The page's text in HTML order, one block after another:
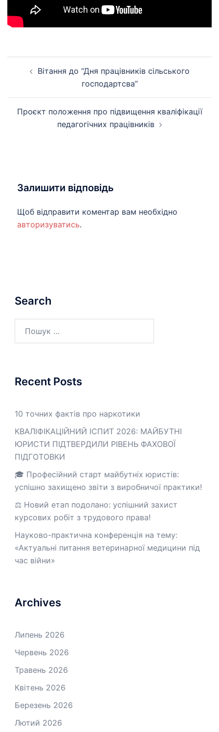
Вітання до “Дня працівників сільського
господартсва”
Проєкт положення про підвищення кваліфікації
педагогічних працівників
Залишити відповідь
Щоб відправити коментар вам необхідно
авторизуватись.
Search
Recent Posts
10 точних фактів про наркотики
КВАЛІФІКАЦІЙНИЙ ІСПИТ 2026: МАЙБУТНІ
ЮРИСТИ ПІДТВЕРДИЛИ РІВЕНЬ ФАХОВОЇ
ПІДГОТОВКИ
🎓 Професійний старт майбутніх юристів:
успішно захищено звіти з виробничої практики!
⚖️ Новий етап подолано: успішний захист
курсових робіт з трудового права!
Науково-практична конференція на тему:
«Актуальні питання ветеринарної медицини під
час війни»
Archives
Липень 2026
Червень 2026
Травень 2026
Квітень 2026
Березень 2026
Лютий 2026